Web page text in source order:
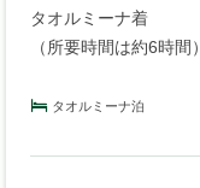
タオルミーナ着
（所要時間は約6時間）
タオルミーナ泊